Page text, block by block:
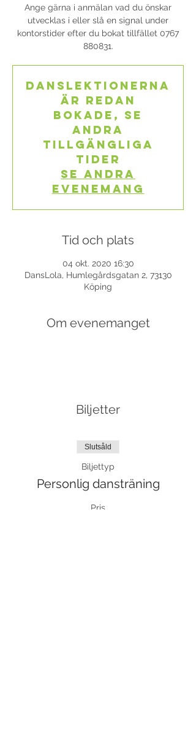
Ange gärna i anmälan vad du önskar
utvecklas i eller slå en signal under
kontorstider efter du bokat tillfället 0767
880831.
Danslektionerna
är redan
bokade, se
andra
tillgängliga
tider
Se andra
evenemang
Tid och plats
04 okt. 2020 16:30
DansLola, Humlegårdsgatan 2, 73130
Köping
Om evenemanget
Biljetter
Slutsåld
Biljettyp
Personlig dansträning
Pris